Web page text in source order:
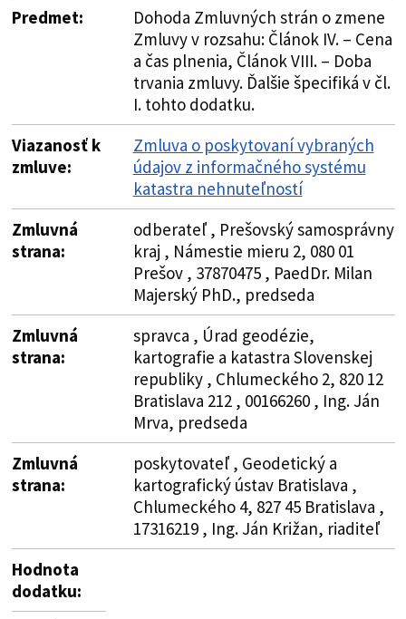
Predmet:
Dohoda Zmluvných strán o zmene
Zmluvy v rozsahu: Článok IV. – Cena
a čas plnenia, Článok VIII. – Doba
trvania zmluvy. Ďalšie špecifiká v čl.
I. tohto dodatku.
Viazanosť k
zmluve:
Zmluva o poskytovaní vybraných
údajov z informačného systému
katastra nehnuteľností
Zmluvná
strana:
odberateľ , Prešovský samosprávny
kraj , Námestie mieru 2, 080 01
Prešov , 37870475 , PaedDr. Milan
Majerský PhD., predseda
Zmluvná
strana:
spravca , Úrad geodézie,
kartografie a katastra Slovenskej
republiky , Chlumeckého 2, 820 12
Bratislava 212 , 00166260 , Ing. Ján
Mrva, predseda
Zmluvná
strana:
poskytovateľ , Geodetický a
kartografický ústav Bratislava ,
Chlumeckého 4, 827 45 Bratislava ,
17316219 , Ing. Ján Križan, riaditeľ
Hodnota
dodatku: